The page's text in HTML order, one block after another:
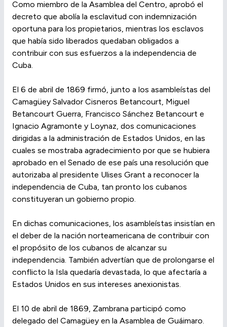
Como miembro de la Asamblea del Centro, aprobó el
decreto que abolía la esclavitud con indemnización
oportuna para los propietarios, mientras los esclavos
que había sido liberados quedaban obligados a
contribuir con sus esfuerzos a la independencia de
Cuba.
El 6 de abril de 1869 firmó, junto a los asambleístas del
Camagüey Salvador Cisneros Betancourt, Miguel
Betancourt Guerra, Francisco Sánchez Betancourt e
Ignacio Agramonte y Loynaz, dos comunicaciones
dirigidas a la administración de Estados Unidos, en las
cuales se mostraba agradecimiento por que se hubiera
aprobado en el Senado de ese país una resolución que
autorizaba al presidente Ulises Grant a reconocer la
independencia de Cuba, tan pronto los cubanos
constituyeran un gobierno propio.
En dichas comunicaciones, los asambleístas insistían en
el deber de la nación norteamericana de contribuir con
el propósito de los cubanos de alcanzar su
independencia. También advertían que de prolongarse el
conflicto la Isla quedaría devastada, lo que afectaría a
Estados Unidos en sus intereses anexionistas.
El 10 de abril de 1869, Zambrana participó como
delegado del Camagüey en la Asamblea de Guáimaro.